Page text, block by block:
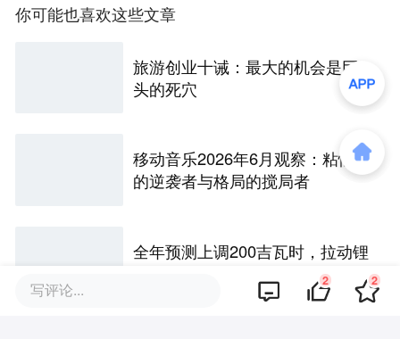
你可能也喜欢这些文章
旅游创业十诫：最大的机会是巨
头的死穴
移动音乐2026年6月观察：粘性
的逆袭者与格局的搅局者
全年预测上调200吉瓦时，拉动锂
写评论... 2 2